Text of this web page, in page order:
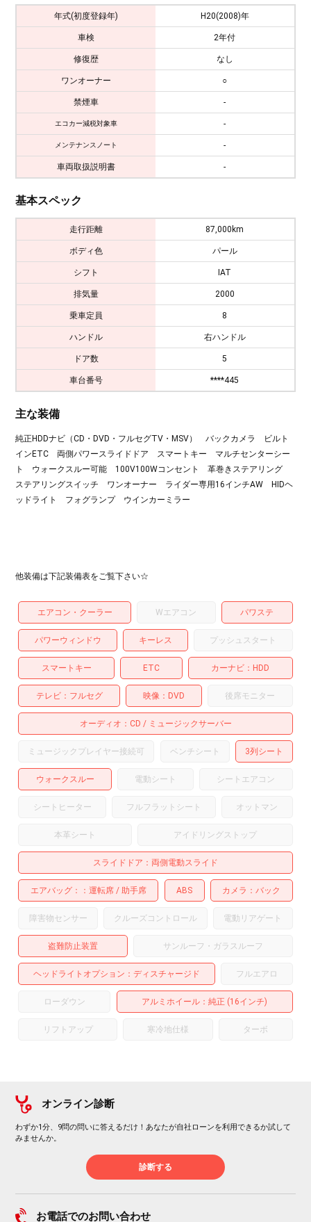
年式(初度登録年) H20(2008)年
車検 2年付
修復歴 なし
ワンオーナー ○
禁煙車 -
エコカー減税対象車 -
メンテナンスノート -
車両取扱説明書 -
基本スペック
走行距離 87,000km
ボディ色 パール
シフト IAT
排気量 2000
乗車定員 8
ハンドル 右ハンドル
ドア数 5
車台番号 ****445
主な装備
純正HDDナビ（CD・DVD・フルセグTV・MSV） バックカメラ ビルト
インETC 両側パワースライドドア スマートキー マルチセンターシー
ト ウォークスルー可能 100V100Wコンセント 革巻きステアリング
ステアリングスイッチ ワンオーナー ライダー専用16インチAW HIDヘ
ッドライト フォグランプ ウインカーミラー
他装備は下記装備表をご覧下さい☆
エアコン・クーラー Wエアコン パワステ
パワーウィンドウ キーレス プッシュスタート
スマートキー ETC カーナビ HDD
テレビ フルセグ 映像 DVD 後席モニター
オーディオ CD ミュージックサーバー
ミュージックプレイヤー接続可 ベンチシート 3列シート
ウォークスルー 電動シート シートエアコン
シートヒーター フルフラットシート オットマン
本革シート アイドリングストップ
スライドドア 両側電動スライド
エアバッグ： 運転席 助手席 ABS カメラ バック
障害物センサー クルーズコントロール 電動リアゲート
盗難防止装置 サンルーフ・ガラスルーフ
ヘッドライトオプション ディスチャージド フルエアロ
ローダウン アルミホイール ：純正 (16インチ)
リフトアップ 寒冷地仕様 ターボ
オンライン診断
わずか1分、9問の問いに答えるだけ！あなたが自社ローンを利用できるか試して
みませんか。
診断する
お電話でのお問い合わせ